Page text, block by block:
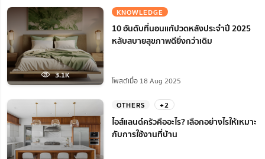
3.1K
KNOWLEDGE
10 อันดับที่นอนแก้ปวดหลังประจำปี 2025
หลับสบายสุขภาพดียิ่งกว่าเดิม
โพสต์เมื่อ 18 Aug 2025
OTHERS +2
ไอส์แลนด์ครัวคืออะไร? เลือกอย่างไรให้เหมาะ
กับการใช้งานที่บ้าน